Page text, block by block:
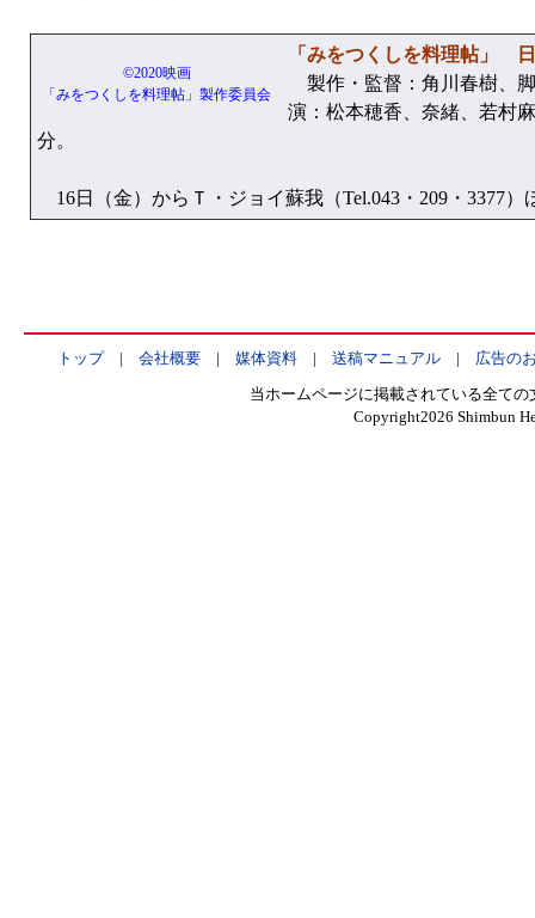
©2020映画
「みをつくしを料理帖」製作委員会
「みをつくしを料理帖」
製作・監督：角川春樹、
演：松本穂香、奈緒、若村
分。
16日（金）からＴ・ジョイ蘇我（Tel.043・209・3377）
トップ| 会社概要| 媒体資料| 送稿マニュアル| 広告の
当ホームページに掲載されている全て
Copyright2026 Shimbun